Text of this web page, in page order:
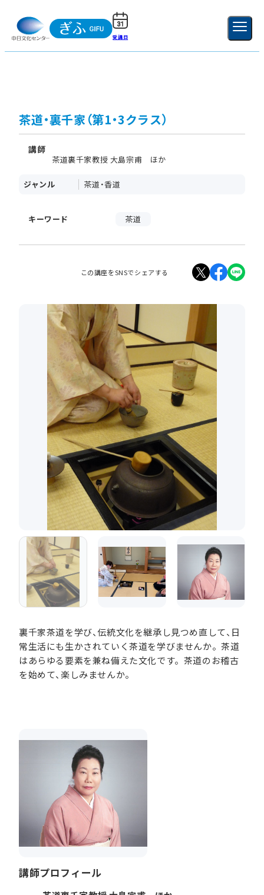
受講日 新規登録
茶道・裏千家（第1・3クラス）
講師
茶道裏千家教授 大島宗甫 ほか
ジャンル 茶道・香道
キーワード 茶道
この講座をSNSでシェアする
裏千家茶道を学び、伝統文化を継承し見つめ直して、日
常生活にも生かされていく茶道を学びませんか。茶道
はあらゆる要素を兼ね備えた文化です。茶道のお稽古
を始めて、楽しみませんか。
講師プロフィール